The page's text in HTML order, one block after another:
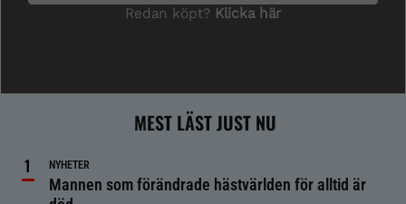
MEST LÄST JUST NU
NYHETER
Mannen som förändrade hästvärlden för alltid är